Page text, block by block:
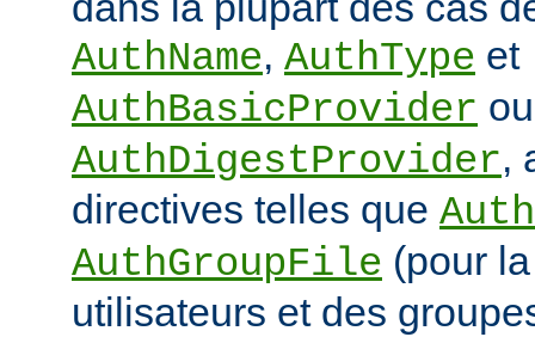
AuthName, AuthType et
AuthBasicProvider ou
AuthDigestProvider,
directives telles que
AuthGroupFile (pour
utilisateurs et des